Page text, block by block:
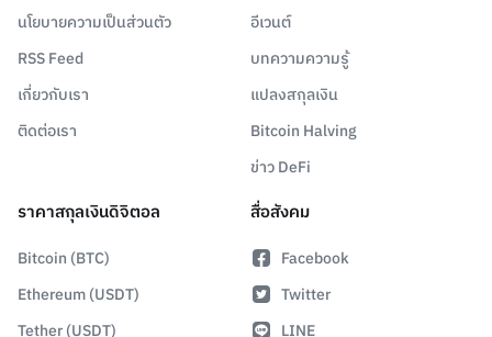
นโยบายความเป็นส่วนตัว
RSS Feed
เกี่ยวกับเรา
ติดต่อเรา
อีเวนต์
บทความความรู้
แปลงสกุลเงิน
Bitcoin Halving
ข่าว DeFi
ราคาสกุลเงินดิจิตอล
Bitcoin (BTC)
Ethereum (USDT)
Tether (USDT)
สื่อสังคม
Facebook
Twitter
LINE